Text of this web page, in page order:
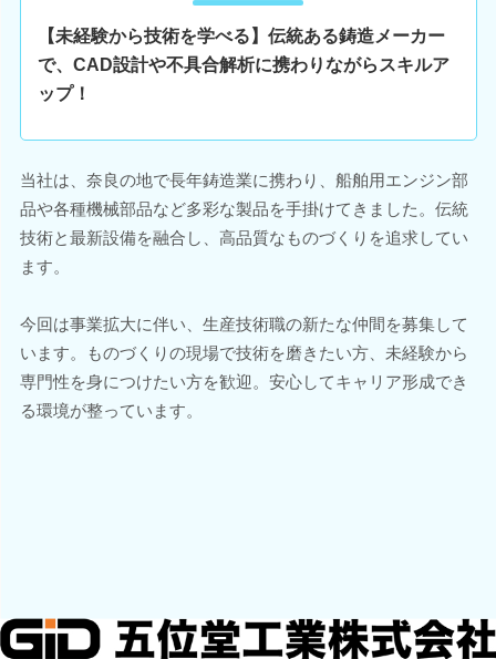
【未経験から技術を学べる】伝統ある鋳造メーカー
で、CAD設計や不具合解析に携わりながらスキルア
ップ！
当社は、奈良の地で長年鋳造業に携わり、船舶用エンジン部
品や各種機械部品など多彩な製品を手掛けてきました。伝統
技術と最新設備を融合し、高品質なものづくりを追求してい
ます。
今回は事業拡大に伴い、生産技術職の新たな仲間を募集して
います。ものづくりの現場で技術を磨きたい方、未経験から
専門性を身につけたい方を歓迎。安心してキャリア形成でき
る環境が整っています。